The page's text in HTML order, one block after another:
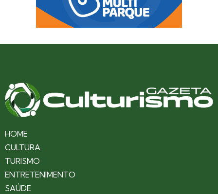
HOME
CULTURA
TURISMO
ENTRETENIMENTO
SAÚDE